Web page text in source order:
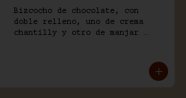
Bizcocho de chocolate, con
doble relleno, uno de crema
chantilly y otro de manjar